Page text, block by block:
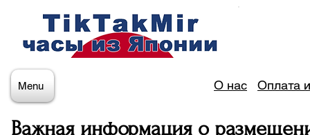
Menu О нас Оплата
Важная информация о